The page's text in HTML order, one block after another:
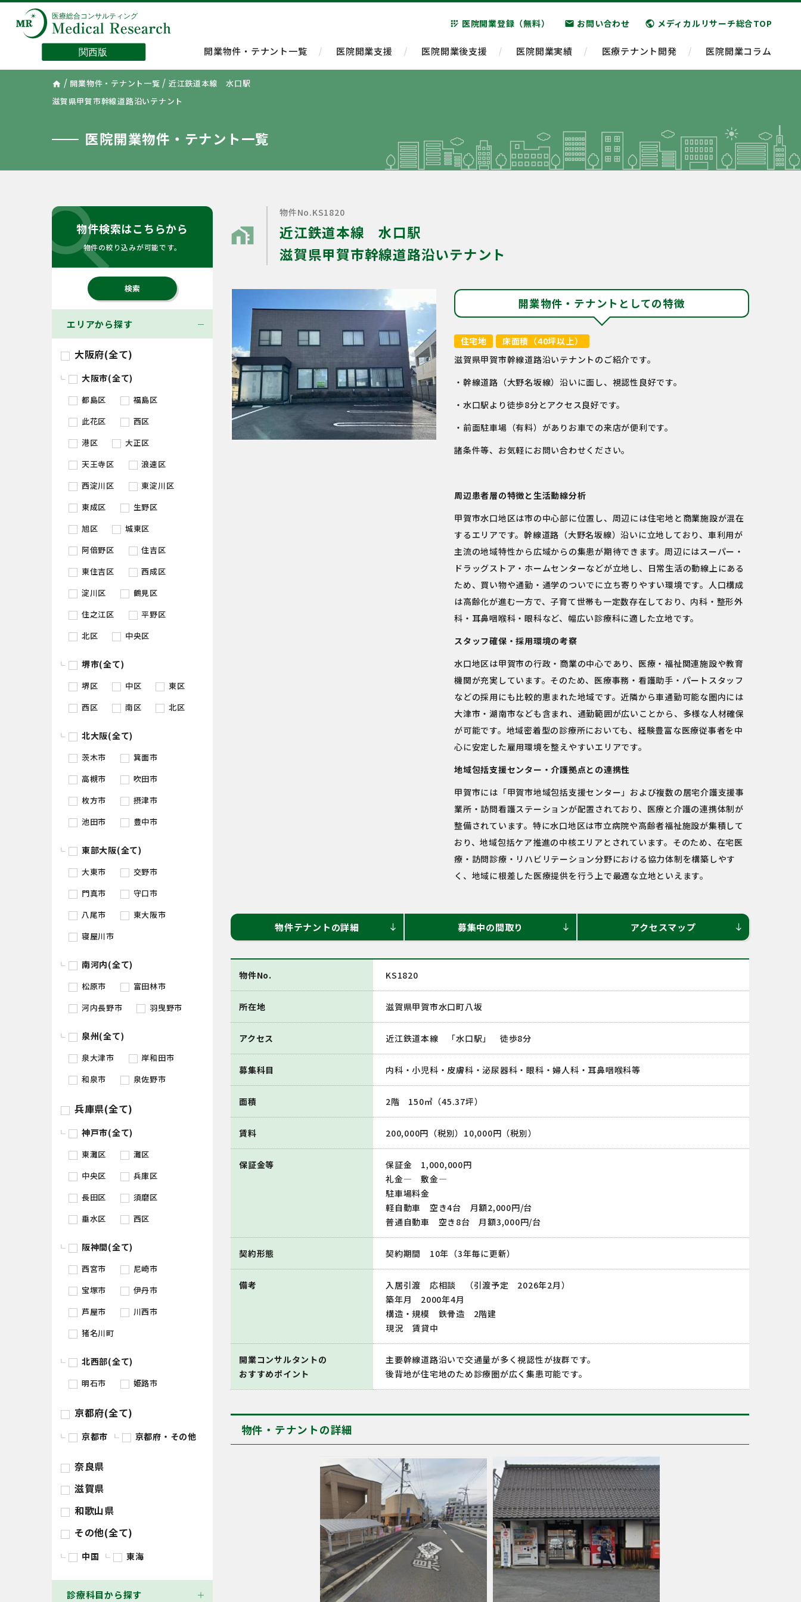
app_registration 医院開業登録（無料） email お問い合わせ public メディカルリサーチ総合TOP
開業物件・テナント一覧 医院開業支援 医院開業後支援 医院開業実績 医療テナント開発 医院開業コラム
home / 開業物件・テナント一覧 / 近江鉄道本線 水口駅
滋賀県甲賀市幹線道路沿いテナント
医院開業物件・テナント一覧
物件検索はこちらから
物件の絞り込みが可能です。
search
エリアから探す
大阪府(全て)
大阪市(全て)
都島区
福島区
此花区
西区
港区
大正区
天王寺区
浪速区
西淀川区
東淀川区
東成区
生野区
旭区
城東区
阿倍野区
住吉区
東住吉区
西成区
淀川区
鶴見区
住之江区
平野区
北区
中央区
堺市(全て)
堺区 中区
東区
西区
南区 北区
北大阪(全て)
茨木市
箕面市
高槻市
吹田市
枚方市
摂津市
池田市
豊中市
東部大阪(全て)
大東市
交野市
門真市
守口市
八尾市
東大阪市
寝屋川市
南河内(全て)
松原市
富田林市
河内長野市
羽曳野市
泉州(全て)
泉大津市
岸和田市
和泉市
泉佐野市
兵庫県(全て)
神戸市(全て)
東灘区
灘区
中央区
兵庫区
長田区
須磨区
垂水区
西区
阪神間(全て)
西宮市
尼崎市
宝塚市
伊丹市
芦屋市
川西市
猪名川町
北西部(全て)
明石市 姫路市
京都府(全て)
京都市 京都府・その他
奈良県
滋賀県
和歌山県
その他(全て)
中国 東海
診療科目から探す
home_work
物件No.KS1820
近江鉄道本線 水口駅
滋賀県甲賀市幹線道路沿いテナント
開業物件・テナントとしての特徴
住宅地
床面積（40坪以上）
滋賀県甲賀市幹線道路沿いテナントのご紹介です。
・幹線道路（大野名坂線）沿いに面し、視認性良好です。
・水口駅より徒歩8分とアクセス良好です。
・前面駐車場（有料）がありお車での来店が便利です。
諸条件等、お気軽にお問い合わせください。
周辺患者層の特徴と生活動線分析
甲賀市水口地区は市の中心部に位置し、周辺には住宅地と商業施設が混在
するエリアです。幹線道路（大野名坂線）沿いに立地しており、車利用が
主流の地域特性から広域からの集患が期待できます。周辺にはスーパー・
ドラッグストア・ホームセンターなどが立地し、日常生活の動線上にある
ため、買い物や通勤・通学のついでに立ち寄りやすい環境です。人口構成
は高齢化が進む一方で、子育て世帯も一定数存在しており、内科・整形外
科・耳鼻咽喉科・眼科など、幅広い診療科に適した立地です。
スタッフ確保・採用環境の考察
水口地区は甲賀市の行政・商業の中心であり、医療・福祉関連施設や教育
機関が充実しています。そのため、医療事務・看護助手・パートスタッフ
などの採用にも比較的恵まれた地域です。近隣から車通勤可能な圏内には
大津市・湖南市なども含まれ、通勤範囲が広いことから、多様な人材確保
が可能です。地域密着型の診療所においても、経験豊富な医療従事者を中
心に安定した雇用環境を整えやすいエリアです。
地域包括支援センター・介護拠点との連携性
甲賀市には「甲賀市地域包括支援センター」および複数の居宅介護支援事
業所・訪問看護ステーションが配置されており、医療と介護の連携体制が
整備されています。特に水口地区は市立病院や高齢者福祉施設が集積して
おり、地域包括ケア推進の中核エリアとされています。そのため、在宅医
療・訪問診療・リハビリテーション分野における協力体制を構築しやす
く、地域に根差した医療提供を行う上で最適な立地といえます。
物件テナントの詳細 south 募集中の間取り south アクセスマップ south
物件No. KS1820
所在地 滋賀県甲賀市水口町八坂
アクセス 近江鉄道本線 「水口駅」 徒歩8分
募集科目 内科・小児科・皮膚科・泌尿器科・眼科・婦人科・耳鼻咽喉科等
面積 2階 150㎡（45.37坪）
賃料 200,000円（税別）10,000円（税別）
保証金等
保証金 1,000,000円
礼金― 敷金―
駐車場料金
軽自動車 空き4台 月額2,000円/台
普通自動車 空き8台 月額3,000円/台
契約形態 契約期間 10年（3年毎に更新）
備考
入居引渡 応相談 （引渡予定 2026年2月）
築年月 2000年4月
構造・規模 鉄骨造 2階建
現況 賃貸中
開業コンサルタントの
おすすめポイント
主要幹線道路沿いで交通量が多く視認性が抜群です。
後背地が住宅地のため診療圏が広く集患可能です。
物件・テナントの詳細